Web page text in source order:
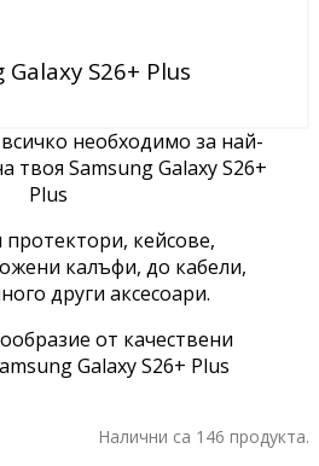
Galaxy S26+ Plus
необходимо за най-
твоя Samsung Galaxy S26+
Plus
кейсове,
калъфи, до кабели,
други аксесоари.
от качествени
Galaxy S26+ Plus
Налични са 146 продукта.